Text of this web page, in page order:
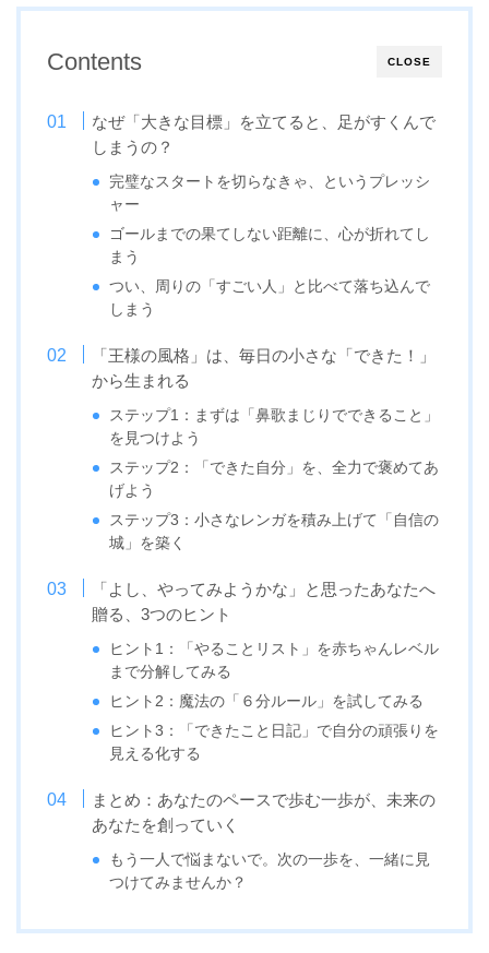
CLOSE
Contents
なぜ「大きな目標」を立てると、足がすくんで
しまうの？
完璧なスタートを切らなきゃ、というプレッシ
ャー
ゴールまでの果てしない距離に、心が折れてし
まう
つい、周りの「すごい人」と比べて落ち込んで
しまう
「王様の風格」は、毎日の小さな「できた！」
から生まれる
ステップ1：まずは「鼻歌まじりでできること」
を見つけよう
ステップ2：「できた自分」を、全力で褒めてあ
げよう
ステップ3：小さなレンガを積み上げて「自信の
城」を築く
「よし、やってみようかな」と思ったあなたへ
贈る、3つのヒント
ヒント1：「やることリスト」を赤ちゃんレベル
まで分解してみる
ヒント2：魔法の「６分ルール」を試してみる
ヒント3：「できたこと日記」で自分の頑張りを
見える化する
まとめ：あなたのペースで歩む一歩が、未来の
あなたを創っていく
もう一人で悩まないで。次の一歩を、一緒に見
つけてみませんか？